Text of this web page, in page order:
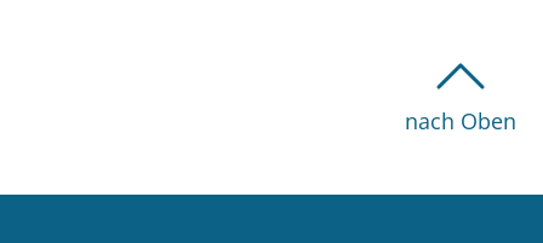
nach Oben